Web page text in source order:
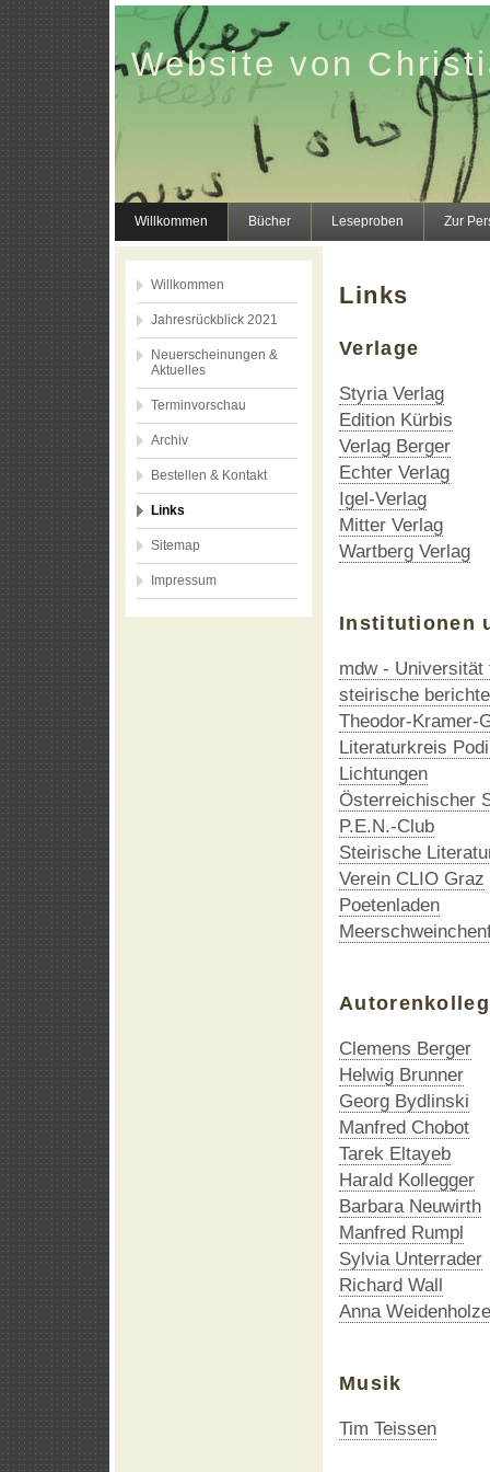
Website von
Willkommen Bücher Leseproben Zur
Willkommen
Jahresrückblick 2021
Neuerscheinungen &
Aktuelles
Terminvorschau
Archiv
Bestellen & Kontakt
Links
Sitemap
Impressum
Links
Verlage
Styria Verlag
Edition Kürbis
Verlag Berger
Echter Verlag
Igel-Verlag
Mitter Verlag
Wartberg Verlag
Institutionen
mdw - Universität
steirische berichte
Theodor-Kramer-
Literaturkreis
Lichtungen
Österreichischer
P.E.N.-Club
Steirische
Verein CLIO Graz
Poetenladen
Clemens Berger
Helwig Brunner
Georg Bydlinski
Manfred Chobot
Tarek Eltayeb
Harald Kollegger
Barbara Neuwirth
Manfred Rumpl
Sylvia Unterrader
Richard Wall
Anna
Musik
Tim Teissen